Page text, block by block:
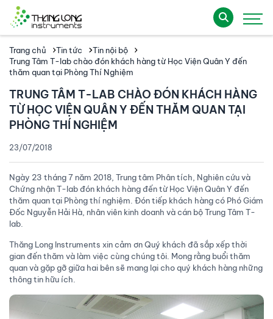
Trang chủ Tin tức
Tin nội bộ
Trung Tâm T-lab chào đón khách hàng từ Học Viện Quân Y đến
thăm quan tại Phòng Thí Nghiệm
TRUNG TÂM T-LAB CHÀO ĐÓN KHÁCH HÀNG
TỪ HỌC VIỆN QUÂN Y ĐẾN THĂM QUAN TẠI
PHÒNG THÍ NGHIỆM
23/07/2018
Ngày 23 tháng 7 năm 2018, Trung tâm Phân tích, Nghiên cứu và
Chứng nhận T-lab đón khách hàng đến từ Học Viện Quân Y đến
thăm quan tại Phòng thí nghiệm. Đón tiếp khách hàng có Phó Giám
Đốc Nguyễn Hải Hà, nhân viên kinh doanh và cán bộ Trung Tâm T-
lab.
Thăng Long Instruments xin cảm ơn Quý khách đã sắp xếp thời
gian đến thăm và làm việc cùng chúng tôi. Mong rằng buổi thăm
quan và gặp gỡ giữa hai bên sẽ mang lại cho quý khách hàng những
thông tin hữu ích.